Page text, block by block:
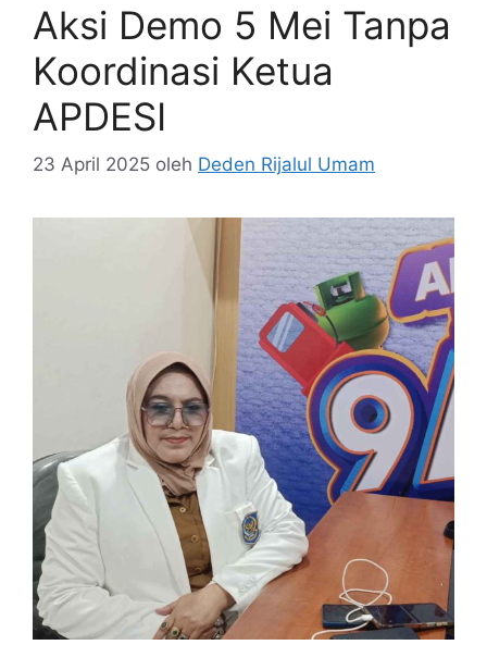
Aksi Demo 5 Mei Tanpa
Koordinasi Ketua
APDESI
23 April 2025 oleh Deden Rijalul Umam